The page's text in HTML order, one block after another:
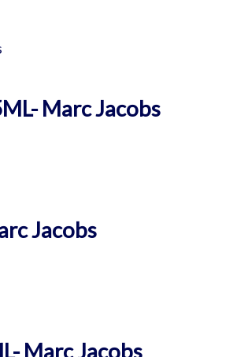
Marc Jacobs
Jacobs
Marc Jacobs